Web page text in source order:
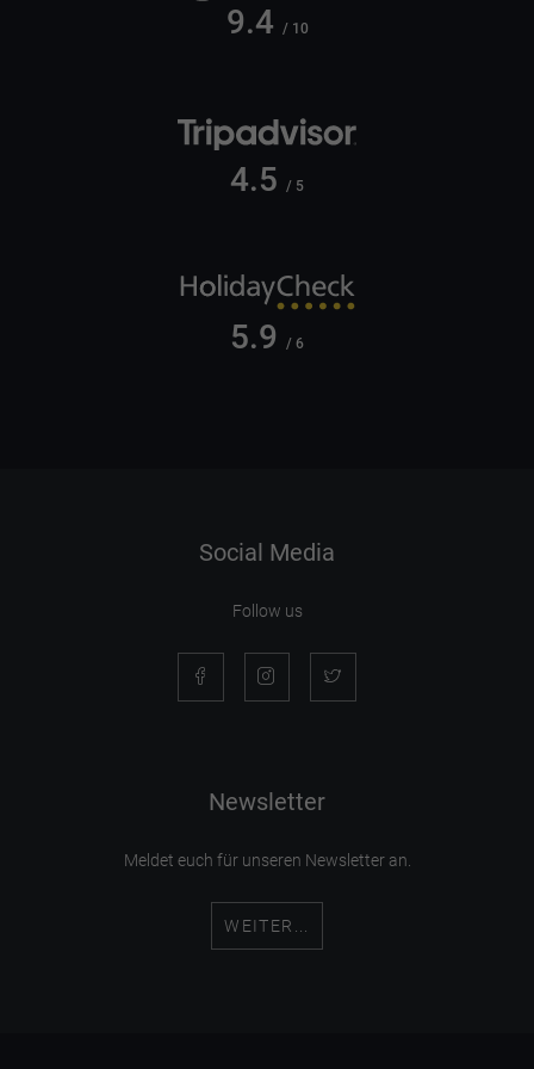
9.4 / 10
4.5 / 5
5.9 / 6
Social Media
Follow us
Newsletter
Meldet euch für unseren Newsletter an.
WEITER...